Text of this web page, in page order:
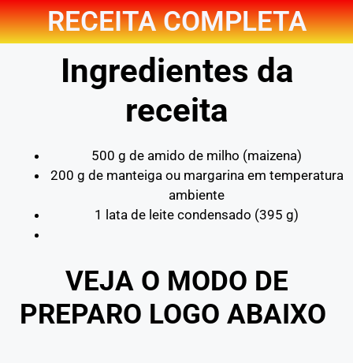
RECEITA COMPLETA
Ingredientes da
receita
500 g de amido de milho (maizena)
200 g de manteiga ou margarina em temperatura
ambiente
1 lata de leite condensado (395 g)
VEJA O MODO DE
PREPARO LOGO ABAIXO